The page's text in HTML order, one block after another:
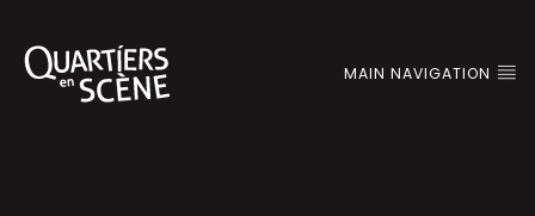
MAIN NAVIGATION